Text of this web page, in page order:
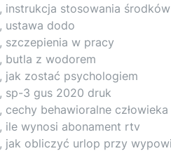
, instrukcja stosowania
, ustawa dodo
, szczepienia w pracy
, butla z wodorem
, jak zostać psychologiem
, sp-3 gus 2020 druk
, cechy behawioralne człowieka
, ile wynosi abonament rtv
, jak obliczyć urlop przy